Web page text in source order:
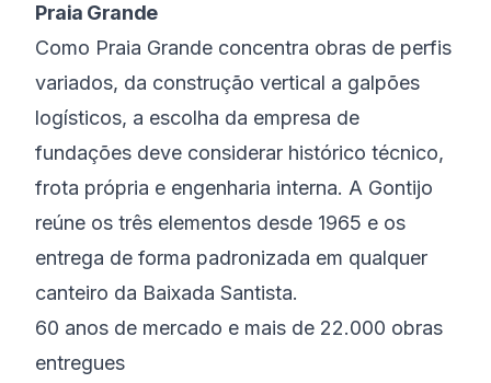
Praia Grande
Como Praia Grande concentra obras de perfis
variados, da construção vertical a galpões
logísticos, a escolha da empresa de
fundações deve considerar histórico técnico,
frota própria e engenharia interna. A Gontijo
reúne os três elementos desde 1965 e os
entrega de forma padronizada em qualquer
canteiro da Baixada Santista.
60 anos de mercado e mais de 22.000 obras
entregues